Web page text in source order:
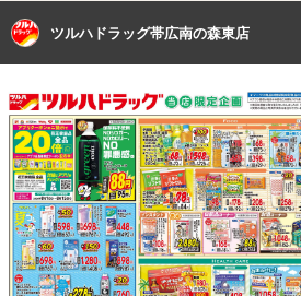
ツルハドラッグ帯広南の森東店